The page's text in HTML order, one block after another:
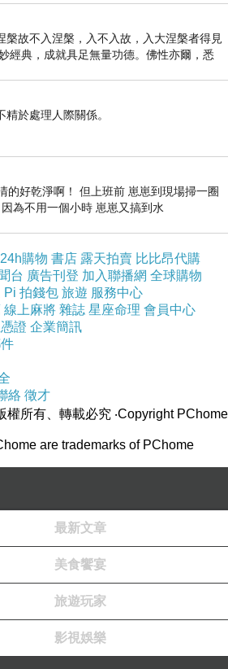
用文.分享文行李箱/旅遊用品
.評價.熱銷.開箱文.優缺點比
【法國皇家Royal Canin】腸
到詐騙集團,所以才選擇在這
考分享↓↓↓
槃故不入涅槃，入不入故，入大涅槃者得見
經典，成就具足無量功德。佛性亦爾，悉
於處理人際關係。
的好乾淨啊！ 但上班前 崽崽到現場掃一圈
為不用一個小時 崽崽又搞到水
24h購物 書店 露天拍賣 比比昂代購
台 廣告刊登 加入聯播網 全球購物
Pi 拍錢包 旅遊 服務中心
線上麻將 雜誌 星座命理 會員中心
證 企業簡訊
絡 徵才
權所有、轉載必究 ‧Copyright PChome
are trademarks of PChome
最新文章
美食饗宴
旅遊玩家
影視娛樂